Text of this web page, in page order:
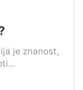
je znanost,